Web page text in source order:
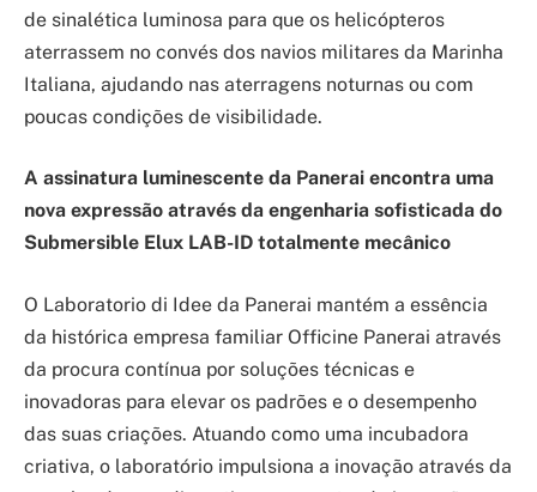
de sinalética luminosa para que os helicópteros
aterrassem no convés dos navios militares da Marinha
Italiana, ajudando nas aterragens noturnas ou com
poucas condições de visibilidade.
A assinatura luminescente da Panerai encontra uma
nova expressão através da engenharia sofisticada do
Submersible Elux LAB-ID totalmente mecânico
O Laboratorio di Idee da Panerai mantém a essência
da histórica empresa familiar Officine Panerai através
da procura contínua por soluções técnicas e
inovadoras para elevar os padrões e o desempenho
das suas criações. Atuando como uma incubadora
criativa, o laboratório impulsiona a inovação através da